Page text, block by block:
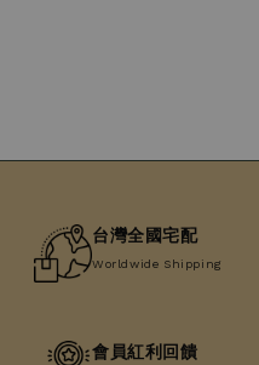
台灣全國宅配
Worldwide Shipping
會員紅利回饋